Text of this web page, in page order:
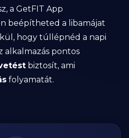
a GetFIT App
beépítheted a libamájat
hogy túllépnéd a napi
alkalmazás pontos
biztosít, ami
folyamatát.